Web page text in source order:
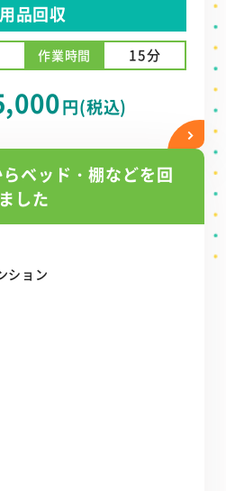
品回収
作業時間 15分
円(税込)
ベッド・棚などを回
した
ション